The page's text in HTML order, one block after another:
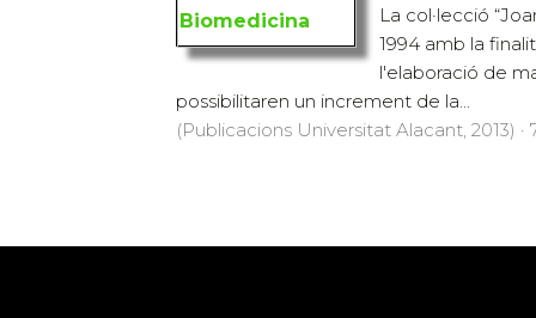
La col·lecció
1994 amb la
l'elaboració de
possibilitaren un increment de la...
(Publicacions Universitat Alacant, 2013) ·